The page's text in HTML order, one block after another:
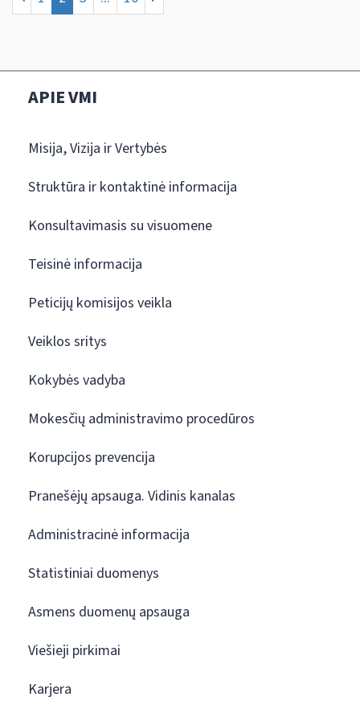
APIE VMI
Misija, Vizija ir Vertybės
Struktūra ir kontaktinė informacija
Konsultavimasis su visuomene
Teisinė informacija
Peticijų komisijos veikla
Veiklos sritys
Kokybės vadyba
Mokesčių administravimo procedūros
Korupcijos prevencija
Pranešėjų apsauga. Vidinis kanalas
Administracinė informacija
Statistiniai duomenys
Asmens duomenų apsauga
Viešieji pirkimai
Karjera